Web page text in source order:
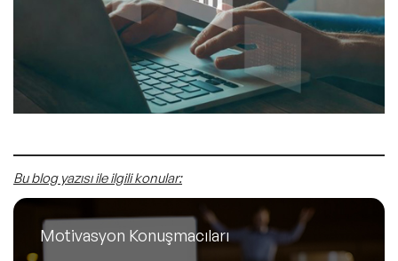
Bu blog yazısı ile ilgili konular:
Motivasyon Konuşmacıları